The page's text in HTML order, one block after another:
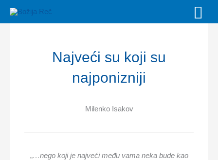
Najveći su koji su
najponizniji
Milenko Isakov
„…nego koji je najveći među vama neka bude kao